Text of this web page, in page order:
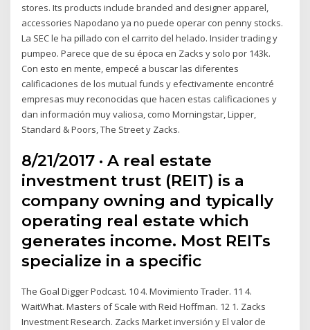
stores. Its products include branded and designer apparel,
accessories Napodano ya no puede operar con penny stocks.
La SEC le ha pillado con el carrito del helado. Insider trading y
pumpeo. Parece que de su época en Zacks y solo por 143k.
Con esto en mente, empecé a buscar las diferentes
calificaciones de los mutual funds y efectivamente encontré
empresas muy reconocidas que hacen estas calificaciones y
dan información muy valiosa, como Morningstar, Lipper,
Standard & Poors, The Street y Zacks.
8/21/2017 · A real estate
investment trust (REIT) is a
company owning and typically
operating real estate which
generates income. Most REITs
specialize in a specific
The Goal Digger Podcast. 10 4. Movimiento Trader. 11 4.
WaitWhat. Masters of Scale with Reid Hoffman. 12 1. Zacks
Investment Research. Zacks Market inversión y El valor de